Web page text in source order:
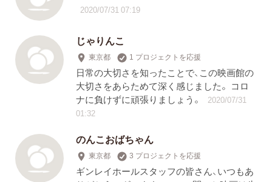
2020/07/31 07:19
じゃりんこ
東京都 1 プロジェクトを応援
日常の大切さを知ったことで、この映画館の
大切さをあらためて深く感じました。 コロ
ナに負けずに頑張りましょう。
2020/07/31
01:32
のんこおばちゃん
東京都 3 プロジェクトを応援
ギンレイホールスタッフの皆さん、いつもあ